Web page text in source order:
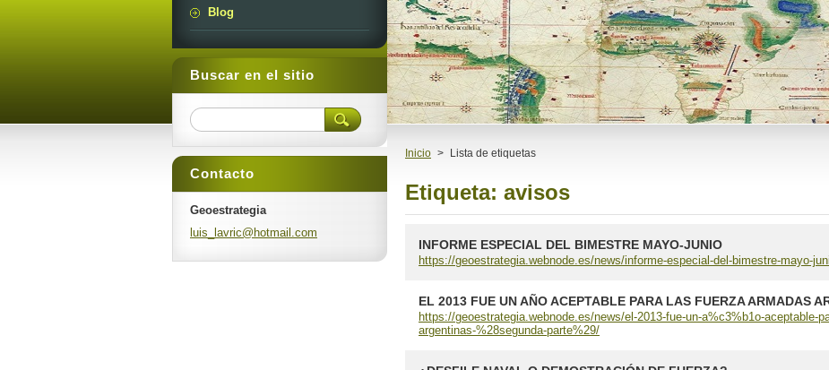
Inicio > Lista de etiquetas
Etiqueta: avisos
INFORME ESPECIAL DEL BIMESTRE MAYO-JUNIO
https://geoestrategia.webnode.es/news/informe-especial-del-bimestre-mayo-
EL 2013 FUE UN AÑO ACEPTABLE PARA LAS FUERZA ARMADAS
https://geoestrategia.webnode.es/news/el-2013-fue-un-a%c3%b1o-aceptable-
argentinas-%28segunda-parte%29/
Blog
Buscar en el sitio
Contacto
Geoestrategia
luis_lavric@hotmail.com